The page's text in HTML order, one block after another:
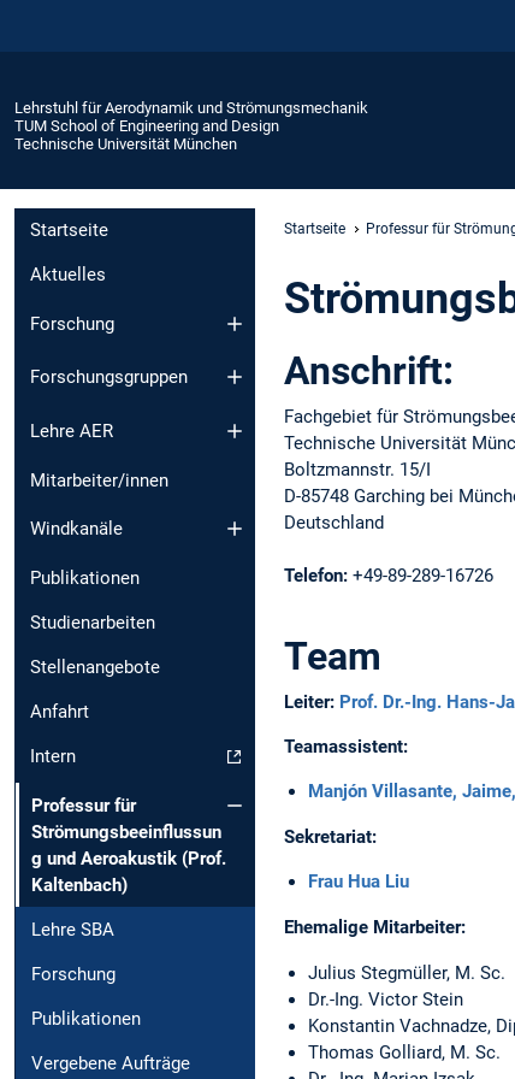
Lehrstuhl für Aerodynamik und Strömungsmechanik
TUM School of Engineering and Design
Technische Universität München
Startseite
Aktuelles
Forschung
Forschungsgruppen
Lehre AER
Mitarbeiter/innen
Windkanäle
Publikationen
Studienarbeiten
Stellenangebote
Anfahrt
Intern
Professur für
Strömungsbeeinflussun
g und Aeroakustik (Prof.
Kaltenbach)
Lehre SBA
Forschung
Publikationen
Vergebene Aufträge
Startseite Professur für
Anschrift:
Fachgebiet für
Technische Universität
Boltzmannstr. 15/I
D-85748 Garching bei
Deutschland
Telefon: +49-89-289-16726
Team
Leiter: Prof. Dr.-Ing. Hans-
Teamassistent:
Manjón Villasante,
Sekretariat:
Frau Hua Liu
Ehemalige Mitarbeiter:
Julius Stegmüller, M. Sc.
Dr.-Ing. Victor Stein
Konstantin Vachnadze,
Thomas Golliard, M. Sc.